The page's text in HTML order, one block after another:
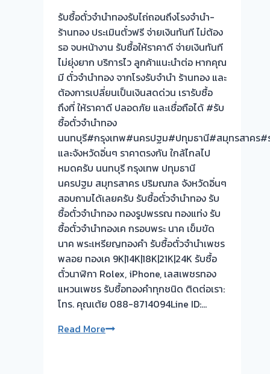
ซื้อ
ตั๋ว
จำนำ
ทอง
รับซื้อตั๋วจำนำทองรับไถ่ถอนถึงโรงจำนำ-
ร้านทอง ประเมินตั๋วฟรี จ่ายเงินทันที ไม่ต้อง
รอ จบหน้างาน รับซื้อให้ราคาดี จ่ายเงินทันที
ไม่ยุ่งยาก บริการไว ลูกค้าแนะนำต่อ หากคุณ
มี ตั๋วจำนำทอง จากโรงรับจำนำ ร้านทอง และ
ต้องการเปลี่ยนเป็นเงินสดด่วน เรารับซื้อ
ถึงที่ ให้ราคาดี ปลอดภัย และเชื่อถือได้ #รับ
ซื้อตั๋วจำนำทอง
นนทบุรี#กรุงเทพ#นครปฐม#ปทุมธานี#สมุทรสาคร#
และจังหวัดอิ่นๆ ราคาตรงกัน ใกล้ไกลไป
หมดครับ นนทบุรี กรุงเทพ ปทุมธานี
นครปฐม สมุทรสาคร ปริมณฑล จังหวัดอิ่นๆ
สอบถามได้เลยครับ รับซื้อตั๋วจำนำทอง รับ
ซื้อตั๋วจำนำทอง ทองรูปพรรณ ทองแท่ง รับ
ซื้อตั๋วจำนำทองเค กรอบพระ นาค เข็มขัด
นาค พระเหรียญทองคำ รับซื้อตั๋วจำนำเพชร
พลอย ทองเค 9K|14K|18K|21K|24K รับซื้อ
ตั๋วนาฬิกา Rolex, iPhone, เลสเพชรทอง
แหวนเพชร รับซื้อทองคำทุกชนิด ติดต่อเรา:
โทร. คุณเต้ย 088-8714094Line ID:…
Read Moreยินดี